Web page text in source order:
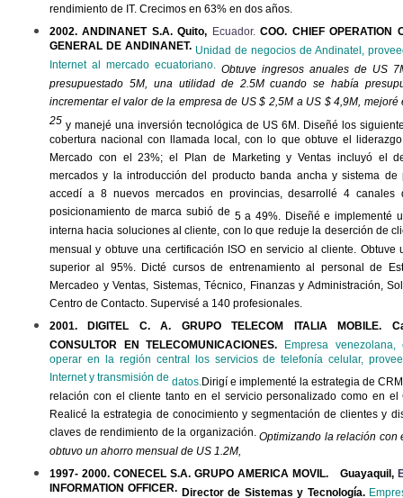
rendimiento de IT. Crecimos en 63% en dos años.
2002. ANDINANET S.A. Quito, Ecuador.COO. CHIEF OPERATION
GENERAL DE ANDINANET. Unidad de negocios de Andinatel ,
Internet al mercado ecuatoriano. Obtuve ingresos anuales de US
presupuestado 5M, una utilidad de 2.5M cuando se había
incrementar el valor de la empresa de US $ 2,5M a US $ 4,9M,
25 y manejé una inversión tecnológica de US 6M. Diseñé los
cobertura nacional con llamada local, con lo que obtuve el
Mercado con el 23%; el Plan de Marketing y Ventas incluyó el
mercados y la introducción del producto banda ancha y sistema
accedí a 8 nuevos mercados en provincias, desarrollé 4
posicionamiento de marca subió de 5 a 49%. Diseñé e implementé
interna hacia soluciones al cliente, con lo que reduje la deserción de
mensual y obtuve una certificación ISO en servicio al cliente. Obtuve
superior al 95%. Dicté cursos de entrenamiento al personal de
Mercadeo y Ventas, Sistemas, Técnico, Finanzas y Administración,
Centro de Contacto. Supervisé a 140 profesionales.
2001. DIGITEL C. A. GRUPO TELECOM ITALIA MOBILE.
CONSULTOR EN TELECOMUNICACIONES. Empresa
operar en la región central los servicios de telefonía celular,
Internet y transmisión de datos. Dirigí e implementé la estrategia de
relación con el cliente tanto en el servicio personalizado como en el
Realicé la estrategia de conocimiento y segmentación de clientes y
claves de rendimiento de la organización.Optimizando la relación con
obtuvo un ahorro mensual de US 1.2M,
1997- 2000. CONECEL S.A. GRUPO AMERICA MOVIL. Guayaquil,
INFORMATION OFFICER. Director de Sistemas y Tecnología.